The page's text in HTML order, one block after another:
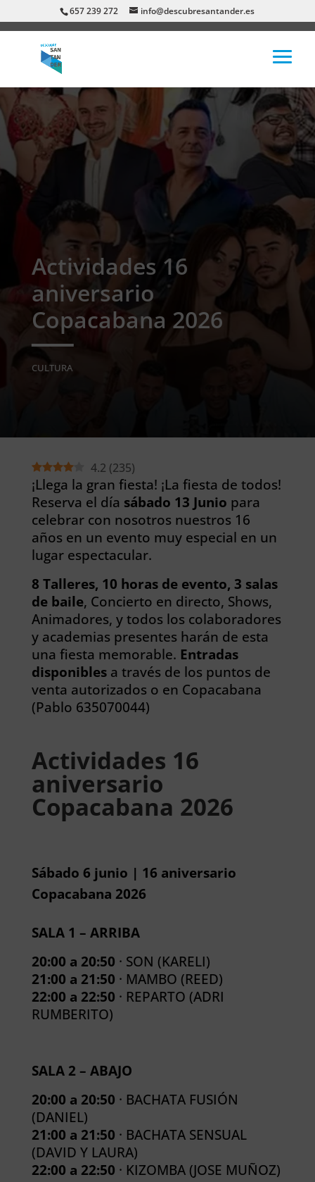
657 239 272 info@descubresantander.es
Actividades 16
aniversario
Copacabana 2026
CULTURA
4.2 (235)
¡Llega la gran fiesta! ¡La fiesta de todos!
Reserva el día sábado 13 Junio para
celebrar con nosotros nuestros 16
años en un evento muy especial en un
lugar espectacular.
8 Talleres, 10 horas de evento, 3 salas
de baile, Concierto en directo, Shows,
Animadores, y todos los colaboradores
y academias presentes harán de esta
una fiesta memorable. Entradas
disponiblesa través de los puntos de
venta autorizados o en Copacabana
(Pablo 635070044)
Actividades 16
aniversario
Copacabana 2026
Sábado 6 junio | 16 aniversario
Copacabana 2026
SALA 1 – ARRIBA
20:00 a 20:50 · SON (KARELI)
21:00 a 21:50 · MAMBO (REED)
22:00 a 22:50 · REPARTO (ADRI
RUMBERITO)
SALA 2 – ABAJO
20:00 a 20:50 · BACHATA FUSIÓN
(DANIEL)
21:00 a 21:50 · BACHATA SENSUAL
(DAVID Y LAURA)
22:00 a 22:50 · KIZOMBA (JOSE MUÑOZ)